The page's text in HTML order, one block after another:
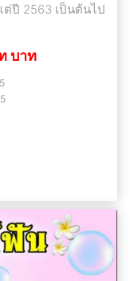
ต่ปี 2563 เป็นต้นไป
บาท